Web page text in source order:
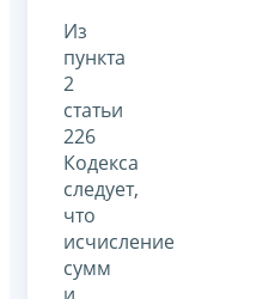
Из
пункта
2
статьи
226
Кодекса
следует,
что
исчисление
сумм
и